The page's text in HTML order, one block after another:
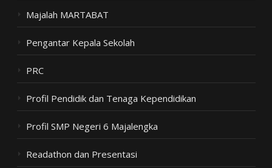
Majalah MARTABAT
Pengantar Kepala Sekolah
PRC
Profil Pendidik dan Tenaga Kependidikan
Profil SMP Negeri 6 Majalengka
Readathon dan Presentasi